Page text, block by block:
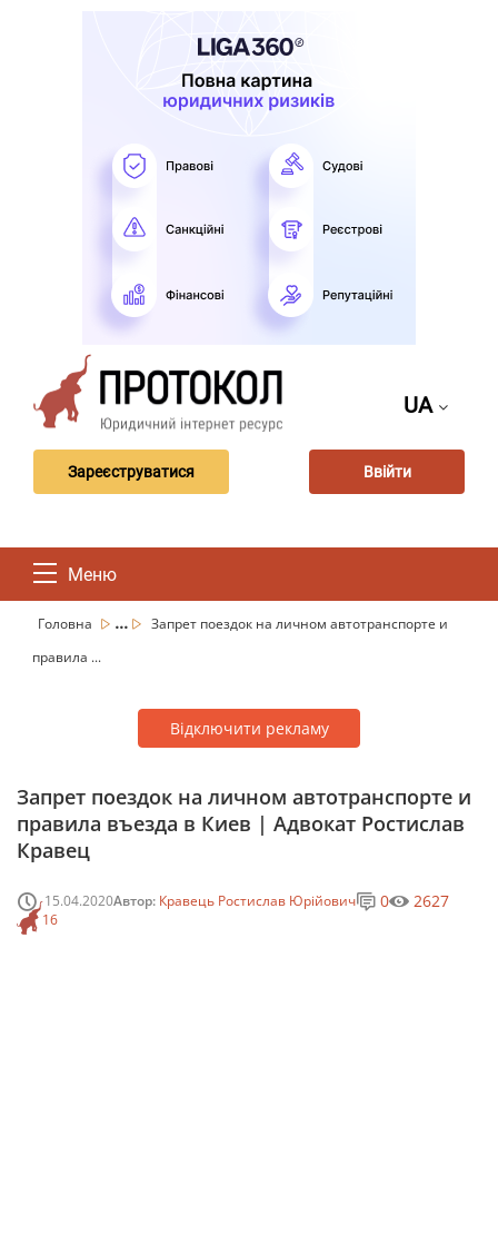
UA
Зареєструватися Ввійти
Меню
Головна ...
Запрет поездок на личном автотранспорте и
правила ...
Відключити рекламу
Запрет поездок на личном автотранспорте и
правила въезда в Киев | Адвокат Ростислав
Кравец
15.04.2020Автор: Кравець Ростислав Юрійович
16
0 2627